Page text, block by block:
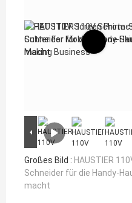
Großes Bild : HAUSTIER
Schneider für die Handy-
macht